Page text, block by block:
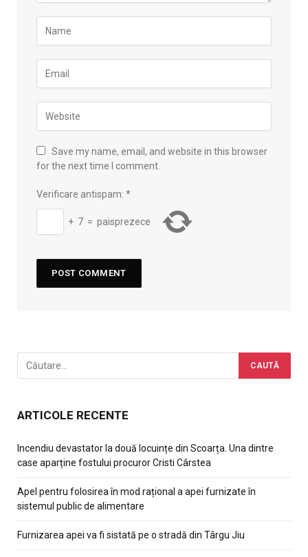
Save my name, email, and website in this browser
for the next time I comment.
Verificare antispam: *
+ 7 = paisprezece
ARTICOLE RECENTE
Incendiu devastator la două locuințe din Scoarța. Una dintre
case aparține fostului procuror Cristi Cârstea
Apel pentru folosirea în mod rațional a apei furnizate în
sistemul public de alimentare
Furnizarea apei va fi sistată pe o stradă din Târgu Jiu